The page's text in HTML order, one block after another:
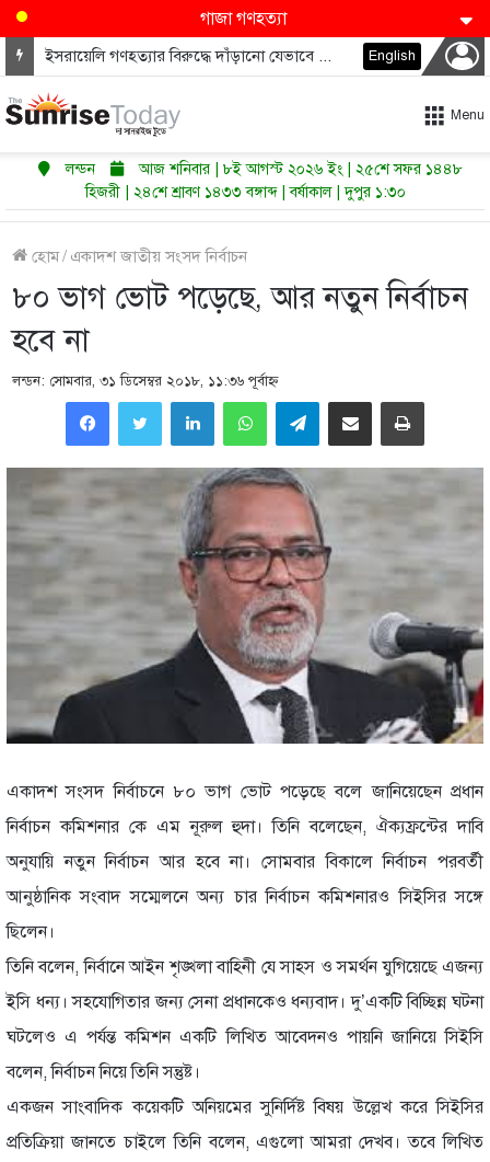
গাজা গণহত্যা
ইসরায়েলি গণহত্যার বিরুদ্ধে দাঁড়ানো যেভাবে ডেমোক্র্যাটদের নভেম্বরে কংগ্রেস জিতাতে পারে English
Menu
লন্ডন
আজ শনিবার | ৮ই আগস্ট ২০২৬ ইং | ২৫শে সফর ১৪৪৮
হিজরী | ২৪শে শ্রাবণ ১৪৩৩ বঙ্গাব্দ | বর্ষাকাল | দুপুর ১:৩০
হোম/ একাদশ জাতীয় সংসদ নির্বাচন
৮০ ভাগ ভোট পড়েছে, আর নতুন নির্বাচন
হবে না
লন্ডন: সোমবার, ৩১ ডিসেম্বর ২০১৮, ১১:৩৬ পূর্বাহ্ণ
LinkedInWhatsAppTelegramShare via Email Print
একাদশ সংসদ নির্বাচনে ৮০ ভাগ ভোট পড়েছে বলে জানিয়েছেন প্রধান
নির্বাচন কমিশনার কে এম নূরুল হুদা। তিনি বলেছেন, ঐক্যফ্রন্টের দাবি
অনুযায়ি নতুন নির্বাচন আর হবে না। সোমবার বিকালে নির্বাচন পরবর্তী
আনুষ্ঠানিক সংবাদ সম্মেলনে অন্য চার নির্বাচন কমিশনারও সিইসির সঙ্গে
ছিলেন।
তিনি বলেন, নির্বানে আইন শৃঙ্খলা বাহিনী যে সাহস ও সমর্থন যুগিয়েছে এজন্য
ইসি ধন্য। সহযোগিতার জন্য সেনা প্রধানকেও ধন্যবাদ। দু’একটি বিচ্ছিন্ন ঘটনা
ঘটলেও এ পর্যন্ত কমিশন একটি লিখিত আবেদনও পায়নি জানিয়ে সিইসি
বলেন, নির্বাচন নিয়ে তিনি সন্তুষ্ট।
একজন সাংবাদিক কয়েকটি অনিয়মের সুনির্দিষ্ট বিষয় উল্লেখ করে সিইসির
প্রতিক্রিয়া জানতে চাইলে তিনি বলেন, এগুলো আমরা দেখব। তবে লিখিত